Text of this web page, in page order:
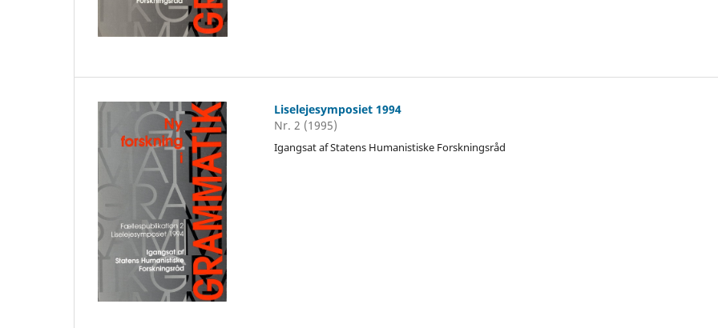
Liselejesymposiet 1994
Nr. 2 (1995)
Igangsat af Statens Humanistiske Forskningsråd